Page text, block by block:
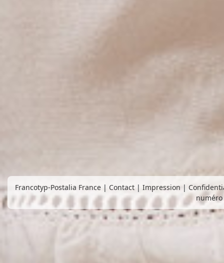
Francotyp-Postalia France | Contact| Impression |